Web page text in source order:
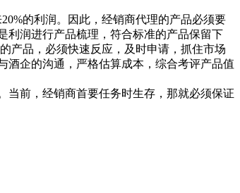
的利润。因此，经销商代理的产品必须要
利润进行产品梳理，符合标准的产品保留下
产品，必须快速反应，及时申请，抓住市场
酒企的沟通，严格估算成本，综合考评产品值
前，经销商首要任务时生存，那就必须保证